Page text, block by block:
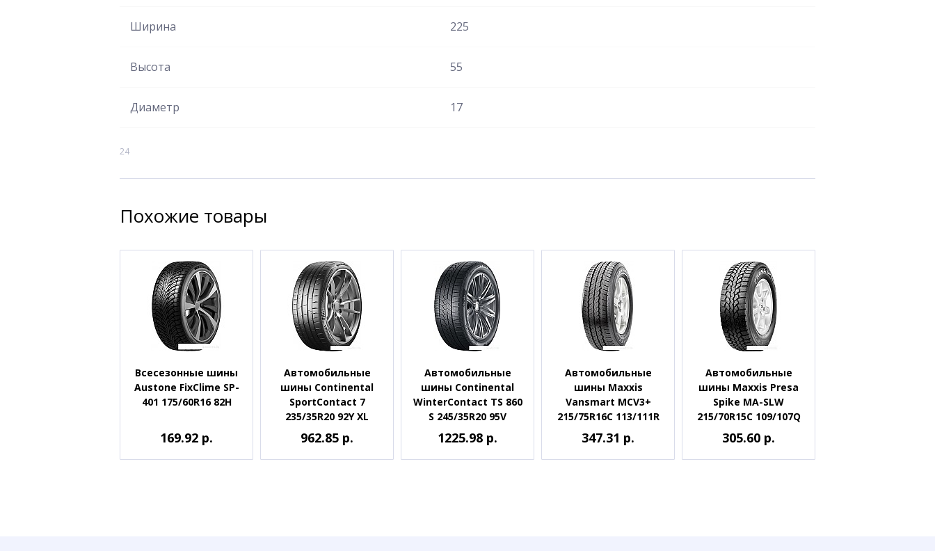
Ширина 225
Высота 55
Диаметр 17
24
Похожие товары
Всесезонные шины
Austone FixClime SP-
401 175/60R16 82H
169.92 р.
Автомобильные
шины Continental
SportContact 7
235/35R20 92Y XL
962.85 р.
Автомобильные
шины Continental
WinterContact TS 860
S 245/35R20 95V
1225.98 р.
Автомобильные
шины Maxxis
Vansmart MCV3+
215/75R16C 113/111R
347.31 р.
Автомобильные
шины Maxxis Presa
Spike MA-SLW
215/70R15C 109/107Q
305.60 р.